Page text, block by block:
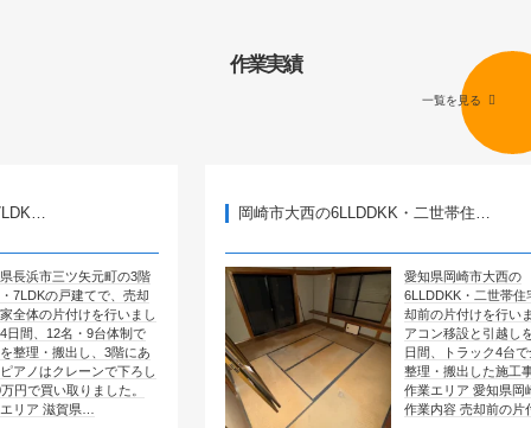
作業実績
一覧を見る
元町の3階
てで、売却
を行いまし
9台体制で
、3階にあ
ンで下ろし
ました。
…
岡崎市大西の6LLDDKK・二世帯住…
愛知県岡崎市大西の
6LLDDKK・二世帯住宅で、売
却前の片付けを行いました。エ
アコン移設と引越しを含めて4
日間、トラック4台で全部屋を
整理・搬出した施工事例です。
作業エリア 愛知県岡崎市大西
作業内容 売却前の片付け …